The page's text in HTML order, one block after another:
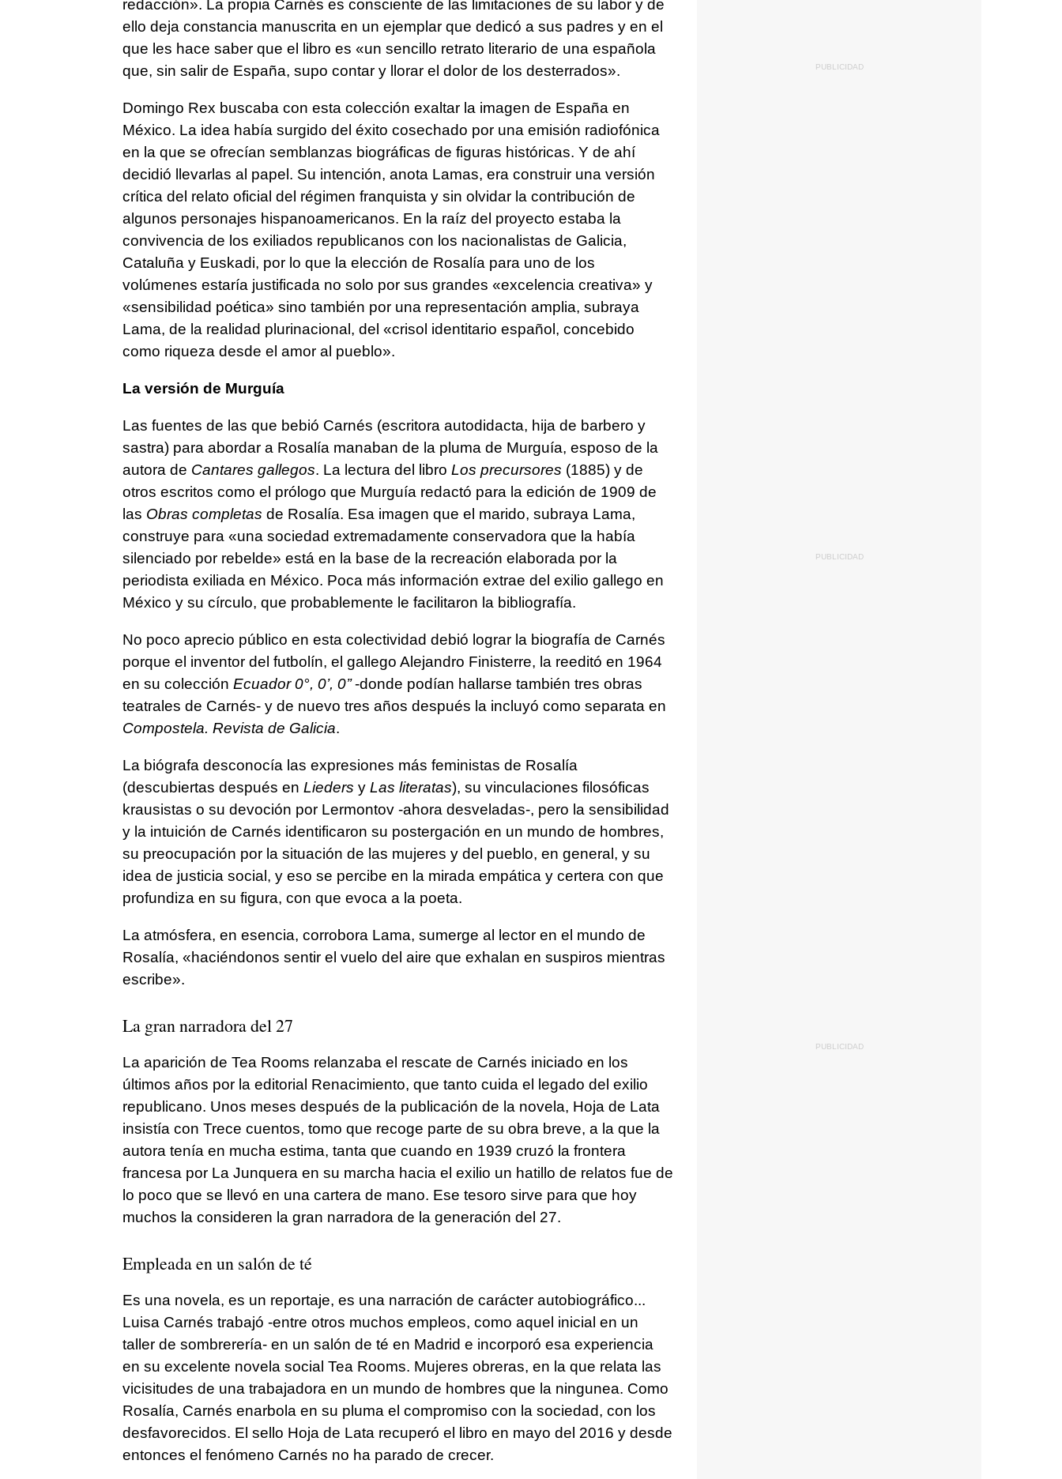
redacción». La propia Carnés es consciente de las limitaciones de su labor y de
ello deja constancia manuscrita en un ejemplar que dedicó a sus padres y en el
que les hace saber que el libro es «un sencillo retrato literario de una española
que, sin salir de España, supo contar y llorar el dolor de los desterrados».
Domingo Rex buscaba con esta colección exaltar la imagen de España en
México. La idea había surgido del éxito cosechado por una emisión radiofónica
en la que se ofrecían semblanzas biográficas de figuras históricas. Y de ahí
decidió llevarlas al papel. Su intención, anota Lamas, era construir una versión
crítica del relato oficial del régimen franquista y sin olvidar la contribución de
algunos personajes hispanoamericanos. En la raíz del proyecto estaba la
convivencia de los exiliados republicanos con los nacionalistas de Galicia,
Cataluña y Euskadi, por lo que la elección de Rosalía para uno de los
volúmenes estaría justificada no solo por sus grandes «excelencia creativa» y
«sensibilidad poética» sino también por una representación amplia, subraya
Lama, de la realidad plurinacional, del «crisol identitario español, concebido
como riqueza desde el amor al pueblo».
La versión de Murguía
Las fuentes de las que bebió Carnés (escritora autodidacta, hija de barbero y
sastra) para abordar a Rosalía manaban de la pluma de Murguía, esposo de la
autora de Cantares gallegos. La lectura del libro Los precursores (1885) y de
otros escritos como el prólogo que Murguía redactó para la edición de 1909 de
las Obras completas de Rosalía. Esa imagen que el marido, subraya Lama,
construye para «una sociedad extremadamente conservadora que la había
silenciado por rebelde» está en la base de la recreación elaborada por la
periodista exiliada en México. Poca más información extrae del exilio gallego en
México y su círculo, que probablemente le facilitaron la bibliografía.
No poco aprecio público en esta colectividad debió lograr la biografía de Carnés
porque el inventor del futbolín, el gallego Alejandro Finisterre, la reeditó en 1964
en su colección Ecuador 0°, 0’, 0’’-donde podían hallarse también tres obras
teatrales de Carnés- y de nuevo tres años después la incluyó como separata en
Compostela. Revista de Galicia.
La biógrafa desconocía las expresiones más feministas de Rosalía
(descubiertas después en Lieders y Las literatas), su vinculaciones filosóficas
krausistas o su devoción por Lermontov -ahora desveladas-, pero la sensibilidad
y la intuición de Carnés identificaron su postergación en un mundo de hombres,
su preocupación por la situación de las mujeres y del pueblo, en general, y su
idea de justicia social, y eso se percibe en la mirada empática y certera con que
profundiza en su figura, con que evoca a la poeta.
La atmósfera, en esencia, corrobora Lama, sumerge al lector en el mundo de
Rosalía, «haciéndonos sentir el vuelo del aire que exhalan en suspiros mientras
escribe».
La gran narradora del 27
La aparición de Tea Rooms relanzaba el rescate de Carnés iniciado en los
últimos años por la editorial Renacimiento, que tanto cuida el legado del exilio
republicano. Unos meses después de la publicación de la novela, Hoja de Lata
insistía con Trece cuentos, tomo que recoge parte de su obra breve, a la que la
autora tenía en mucha estima, tanta que cuando en 1939 cruzó la frontera
francesa por La Junquera en su marcha hacia el exilio un hatillo de relatos fue de
lo poco que se llevó en una cartera de mano. Ese tesoro sirve para que hoy
muchos la consideren la gran narradora de la generación del 27.
Empleada en un salón de té
Es una novela, es un reportaje, es una narración de carácter autobiográfico...
Luisa Carnés trabajó -entre otros muchos empleos, como aquel inicial en un
taller de sombrerería- en un salón de té en Madrid e incorporó esa experiencia
en su excelente novela social Tea Rooms. Mujeres obreras, en la que relata las
vicisitudes de una trabajadora en un mundo de hombres que la ningunea. Como
Rosalía, Carnés enarbola en su pluma el compromiso con la sociedad, con los
desfavorecidos. El sello Hoja de Lata recuperó el libro en mayo del 2016 y desde
entonces el fenómeno Carnés no ha parado de crecer.